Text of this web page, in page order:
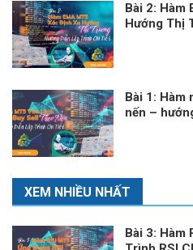
Bài 2: Hàm
Hướng Thị
Bài 1: Hàm
nến –
XEM NHIỀU NHẤT
Bài 3: Hàm